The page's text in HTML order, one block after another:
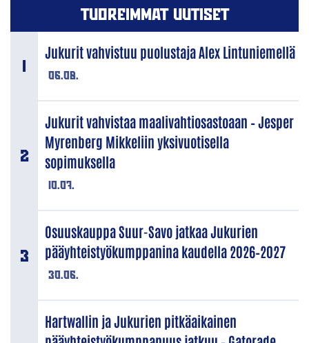
TUOREIMMAT UUTISET
06.08.
Jukurit vahvistuu puolustaja Alex Lintuniemellä
10.07.
Jukurit vahvistaa maalivahtiosastoaan – Jesper
Myrenberg Mikkeliin yksivuotisella
sopimuksella
30.06.
Osuuskauppa Suur-Savo jatkaa Jukurien
pääyhteistyökumppanina kaudella 2026–2027
Hartwallin ja Jukurien pitkäaikainen